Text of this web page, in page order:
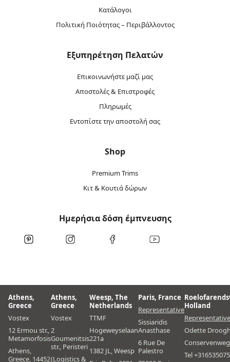
Κατάλογοι
Πολιτική Ποιότητας – Περιβάλλοντος
Εξυπηρέτηση Πελατών
Επικοινωνήστε μαζί μας
Αποστολές & Επιστροφές
Πληρωμές
Εντοπίστε την αποστολή σας
Shop
Premium Trims
Κιτ & Κουτιά δώρων
Ημερήσια δόση έμπνευσης
Athens,
Greece
Vostex
12 Ermou str.,
Metamorfosis
Athens,
Greece, 14452
Athens,
Greece
Vostex
2
Goumenitsis
str., Peristeri
(Logistics &
Weesp, The
Netherlands
TTMF
Hogeweyselaan
221a
1382 JL, Weesp
Paris, France
Representative
Sissiaridis
Anasthase
6 Rue De
Palestro
Holland
Representative
Odette
Tel